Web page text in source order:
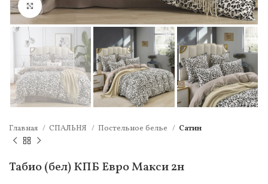
Нажмите, чтобы увеличить
Главная СПАЛЬНЯ Постельное белье Сатин
Табио (бел) КПБ Евро Макси 2н